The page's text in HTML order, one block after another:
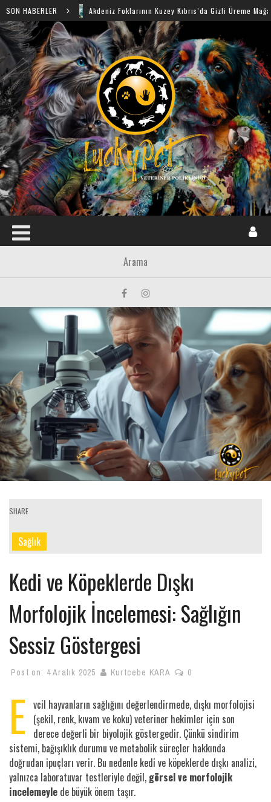
SON HABERLERAkdeniz Foklarının Kuzey Kıbrıs’da Gizli Üreme Mağaraları
SHARE
Sağlık
Kedi ve Köpeklerde Dışkı
Morfolojik İncelemesi: Sağlığın
Sessiz Göstergesi
Post on: 4 Aralık 2025 Kurtcebe KARA 0
E vcil hayvanların sağlığını değerlendirmede, dışkı morfolojisi
(şekil, renk, kıvam ve koku) veteriner hekimler için son
derece değerli bir biyolojik göstergedir. Çünkü sindirim
sistemi, bağışıklık durumu ve metabolik süreçler hakkında
doğrudan ipuçları verir. Bu nedenle kedi ve köpeklerde dışkı analizi,
yalnızca laboratuvar testleriyle değil, görsel ve morfolojik
incelemeyle de büyük önem taşır.